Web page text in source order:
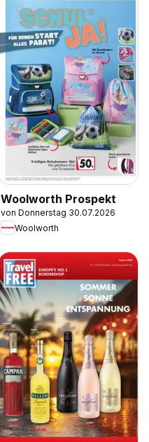
Woolworth Prospekt
von Donnerstag 30.07.2026
Woolworth